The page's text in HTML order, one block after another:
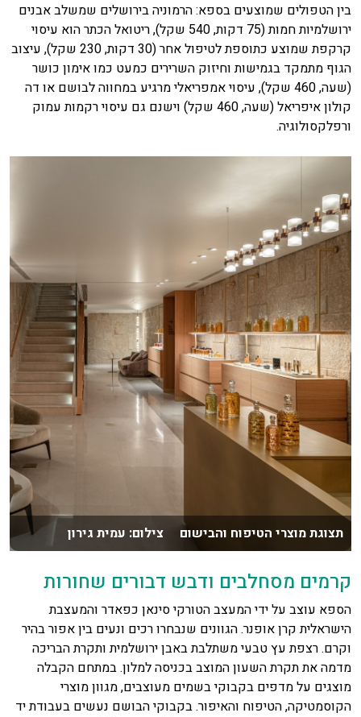
בין הטפולים שמוצעים בספא: הרמוניה בירושלים שמשלב אבנים
ירושלמיות חמות (75 דקות, 540 שקל), ריטואל הכתר הוא עיסוי
קרקפת שמוצע כתוספת לטיפול אחר (30 דקות, 230 שקל), עיצוב
הגוף מתמקד בגמישות וחיזוק השרירים כמעט כמו אימון כושר
(שעה, 460 שקל), עיסוי אמפריאלי מרגיע במחווה לבושם או דה
קולון איפריאל (שעה, 460 שקל) וישנם גם עיסוי רקמות עמוק
ורפלקסולוגיה.
תצוגת מוצרי הטיפוח והבישום צילום: עמית גירון
קרמים מסחלבים ודבש דבורים שחורות
הספא עוצב על ידי המעצב הטורקי סינאן כפאדר והמעצבת
הישראלית קרן אופנר. הגוונים שנבחרו רכים ונעים בין אפור בהיר
וקרם. רצפת עץ טבעי משתלבת באבן ירושלמית ותקרת הבריכה
מדמה את תקרת השעון המוצב בכניסה למלון. במתחם הקבלה
מוצגים על מדפים בקבוקי בשמים מעוצבים, מגוון מוצרי
הקוסמטיקה, הטיפוח והאיפור. בקבוקי הבושם נעשים בעבודת יד